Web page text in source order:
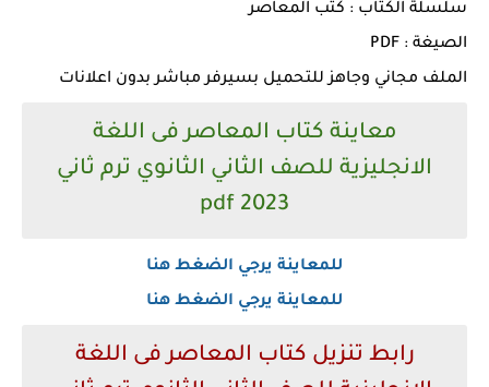
سلسلة الكتاب : كتب المعاصر
الصيغة : PDF
الملف مجاني وجاهز للتحميل بسيرفر مباشر بدون اعلانات
معاينة كتاب المعاصر فى اللغة
الانجليزية للصف الثاني الثانوي ترم ثاني
2023 pdf
للمعاينة يرجي الضغط هنا
للمعاينة يرجي الضغط هنا
رابط تنزيل كتاب المعاصر فى اللغة